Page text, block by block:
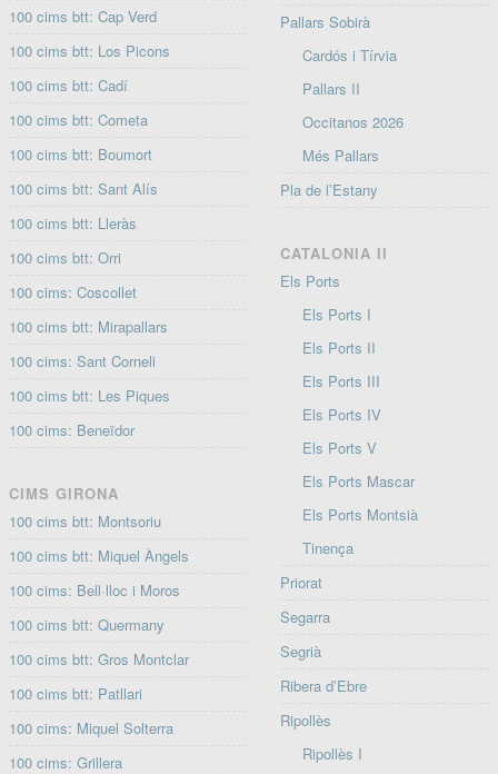
100 cims btt: Cap Verd
100 cims btt: Los Picons
100 cims btt: Cadí
100 cims btt: Cometa
100 cims btt: Boumort
100 cims btt: Sant Alís
100 cims btt: Lleràs
100 cims btt: Orri
100 cims: Coscollet
100 cims btt: Mirapallars
100 cims: Sant Corneli
100 cims btt: Les Piques
100 cims: Beneïdor
CIMS GIRONA
100 cims btt: Montsoriu
100 cims btt: Miquel Àngels
100 cims: Bell·lloc i Moros
100 cims btt: Quermany
100 cims btt: Gros Montclar
100 cims btt: Patllari
100 cims: Miquel Solterra
100 cims: Grillera
Pallars Sobirà
Cardós i Tírvia
Pallars II
Occitanos 2026
Més Pallars
Pla de l’Estany
CATALONIA II
Els Ports
Els Ports I
Els Ports II
Els Ports III
Els Ports IV
Els Ports V
Els Ports Mascar
Els Ports Montsià
Tinença
Priorat
Segarra
Segrià
Ribera d’Ebre
Ripollès
Ripollès I